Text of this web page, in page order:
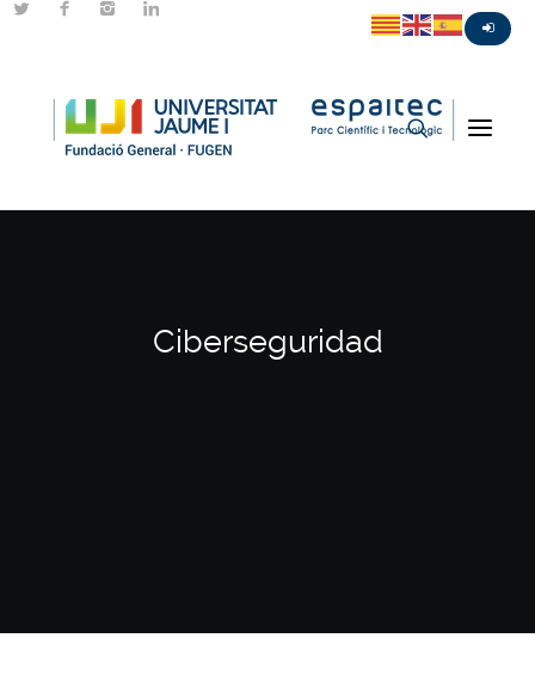
Ciberseguridad